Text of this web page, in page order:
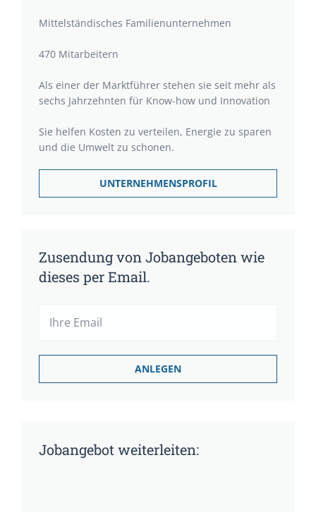
Mittelständisches Familienunternehmen
470 Mitarbeitern
Als einer der Marktführer stehen sie seit mehr als
sechs Jahrzehnten für Know-how und Innovation
Sie helfen Kosten zu verteilen, Energie zu sparen
und die Umwelt zu schonen.
UNTERNEHMENSPROFIL
Zusendung von Jobangeboten wie
dieses per Email.
Jobangebot weiterleiten: